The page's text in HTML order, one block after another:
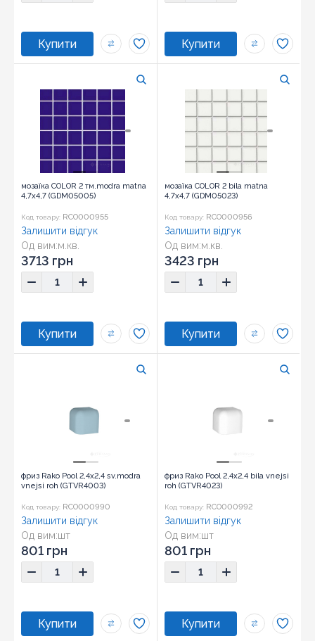
мозаїка COLOR 2 тм.modra matna
4,7x4,7 (GDM05005)
Код товару: RCO000955
Од вим:м.кв.
Розмір:29,7x29,7
Залишити відгук
3713 грн
мозаїка COLOR 2 bila matna
4,7x4,7 (GDM05023)
Код товару: RCO000956
Од вим:м.кв.
Розмір:29,7x29,7
Залишити відгук
3423 грн
фриз Rako Pool 2,4x2,4 sv.modra
vnejsi roh (GTVR4003)
Код товару: RCO000990
Од вим:шт
Розмір:2,4x2,4
Залишити відгук
801 грн
фриз Rako Pool 2,4x2,4 bila vnejsi
roh (GTVR4023)
Код товару: RCO000992
Од вим:шт
Розмір:2,4x2,4
Залишити відгук
801 грн